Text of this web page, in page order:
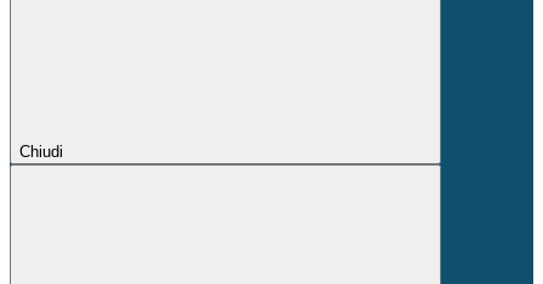
Chiudi